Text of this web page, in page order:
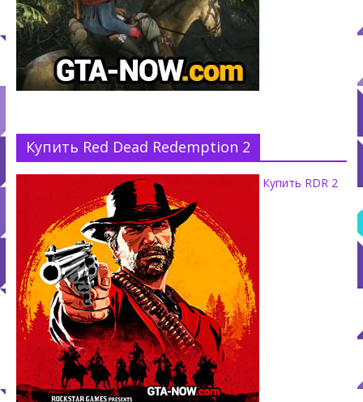
Купить Red Dead Redemption 2
Купить RDR 2